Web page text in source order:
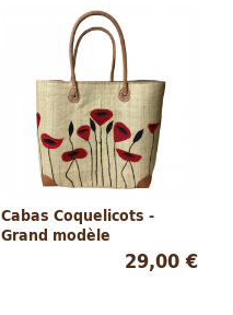
Cabas Coquelicots -
Grand modèle
29,00 €